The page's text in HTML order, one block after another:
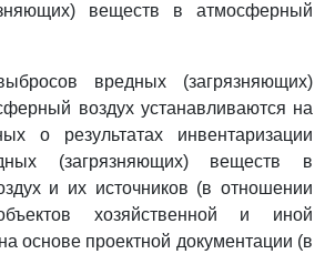
веществ в атмосферный
вредных (загрязняющих)
воздух устанавливаются на
о результатах инвентаризации
(загрязняющих) веществ в
и их источников (в отношении
хозяйственной и иной
основе проектной документации (в